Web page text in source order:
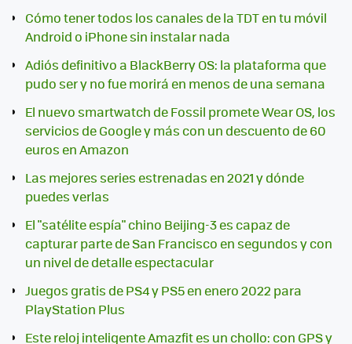
Cómo tener todos los canales de la TDT en tu móvil
Android o iPhone sin instalar nada
Adiós definitivo a BlackBerry OS: la plataforma que
pudo ser y no fue morirá en menos de una semana
El nuevo smartwatch de Fossil promete Wear OS, los
servicios de Google y más con un descuento de 60
euros en Amazon
Las mejores series estrenadas en 2021 y dónde
puedes verlas
El "satélite espía" chino Beijing-3 es capaz de
capturar parte de San Francisco en segundos y con
un nivel de detalle espectacular
Juegos gratis de PS4 y PS5 en enero 2022 para
PlayStation Plus
Este reloj inteligente Amazfit es un chollo: con GPS y